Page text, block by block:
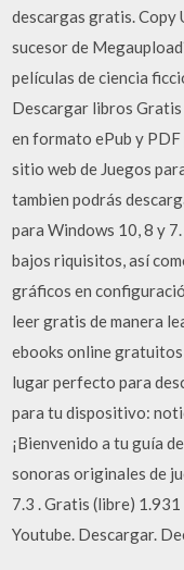
descargas gratis. Copy
sucesor de
películas de ciencia
Descargar libros
en formato ePub y PDF
sitio web de Juegos
tambien podrás
para Windows 10, 8 y
bajos riquisitos, así
gráficos en
leer gratis de manera
ebooks online
lugar perfecto para
para tu dispositivo:
¡Bienvenido a tu guía
sonoras originales de
7.3 . Gratis (libre)
Youtube. Descargar.